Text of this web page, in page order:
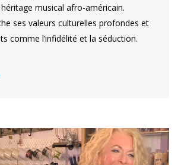
musical afro-américain.
ses valeurs culturelles profondes et
comme l’infidélité et la séduction.